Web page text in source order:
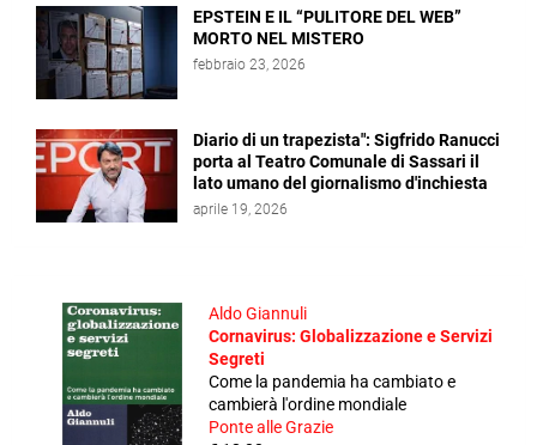
EPSTEIN E IL “PULITORE DEL WEB”
MORTO NEL MISTERO
febbraio 23, 2026
Diario di un trapezista": Sigfrido Ranucci
porta al Teatro Comunale di Sassari il
lato umano del giornalismo d'inchiesta
aprile 19, 2026
Aldo Giannuli
Cornavirus: Globalizzazione e Servizi
Segreti
Come la pandemia ha cambiato e
cambierà l'ordine mondiale
Ponte alle Grazie